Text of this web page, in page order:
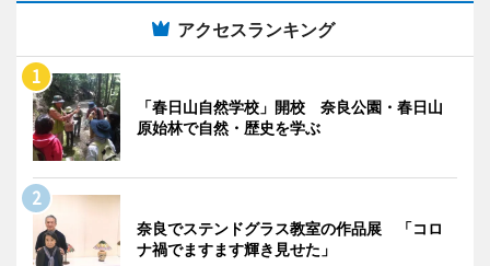
アクセスランキング
「春日山自然学校」開校 奈良公園・春日山
原始林で自然・歴史を学ぶ
奈良でステンドグラス教室の作品展 「コロ
ナ禍でますます輝き見せた」